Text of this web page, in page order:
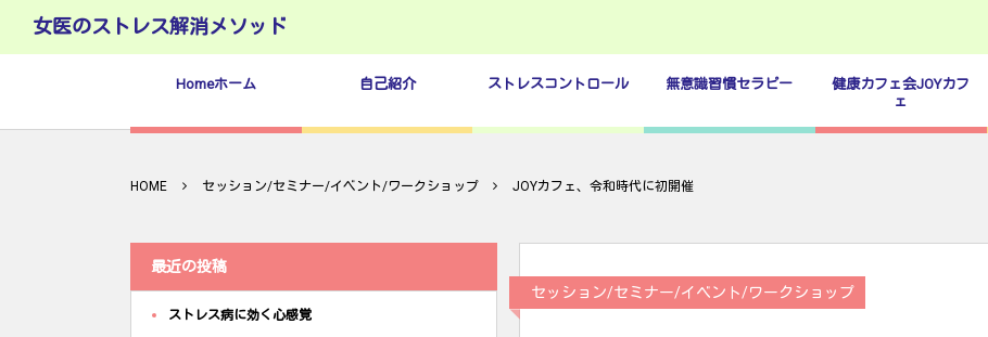
女医のストレス解消メソッド
Homeホーム 自己紹介 ストレスコントロール 無意識習慣セラピー
健康カフェ会JOYカフ
ェ
HOME セッション/セミナー/イベント/ワークショップ JOYカフェ、令和時代に初開催
セッション/セミナー/イベント/ワークショップ
最近の投稿
ストレス病に効く心感覚